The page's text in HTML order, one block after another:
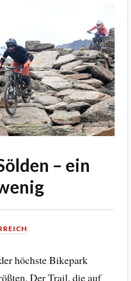
– ein
höchste Bikepark
Der Trail, die auf